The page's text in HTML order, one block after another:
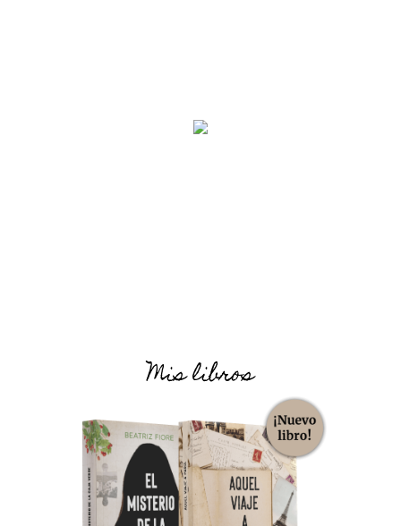
Mis libros